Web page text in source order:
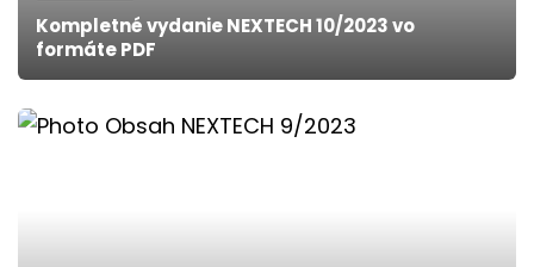
Kompletné vydanie NEXTECH 10/2023 vo
formáte PDF